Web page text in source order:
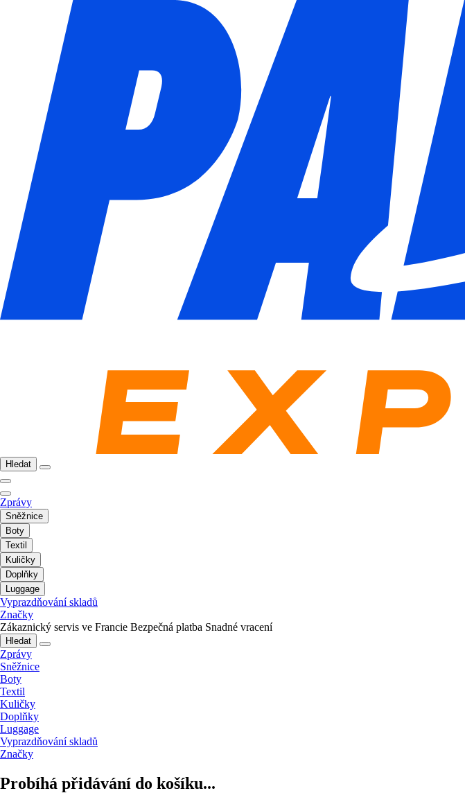
Hledat
Zprávy
Sněžnice
Boty
Textil
Kuličky
Doplňky
Luggage
Vyprazdňování skladů
Značky
Zákaznický servis ve Francie Bezpečná platba Snadné vracení
Hledat
Zprávy
Sněžnice
Boty
Textil
Kuličky
Doplňky
Luggage
Vyprazdňování skladů
Značky
Probíhá přidávání do košíku...